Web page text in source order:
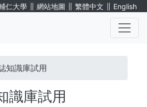
仁大學 ∥ 網站地圖 ∥ 繁體中文 ∥ English
知識庫試用
識庫試用